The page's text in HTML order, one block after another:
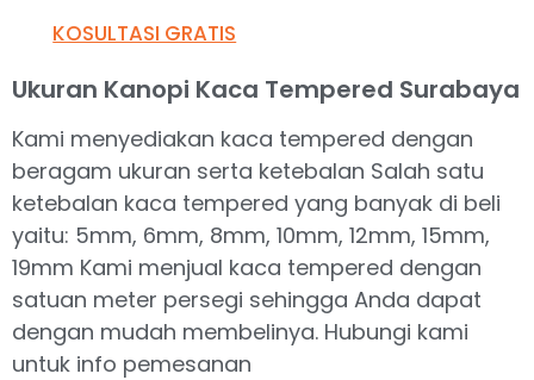
KOSULTASI GRATIS
Ukuran Kanopi Kaca Tempered Surabaya
Kami menyediakan kaca tempered dengan
beragam ukuran serta ketebalan Salah satu
ketebalan kaca tempered yang banyak di beli
yaitu: 5mm, 6mm, 8mm, 10mm, 12mm, 15mm,
19mm Kami menjual kaca tempered dengan
satuan meter persegi sehingga Anda dapat
dengan mudah membelinya. Hubungi kami
untuk info pemesanan